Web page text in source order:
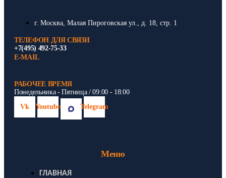
г. Москва, Малая Пироговская ул., д. 18, стр. 1
ТЕЛЕФОН ДЛЯ СВЯЗИ
+7(495) 492-75-33
E-MAIL
РАБОЧЕЕ ВРЕМЯ
Понедельника - Пятница / 09:00 - 18:00
Vk
Youtube Telegram
Меню
ГЛАВНАЯ